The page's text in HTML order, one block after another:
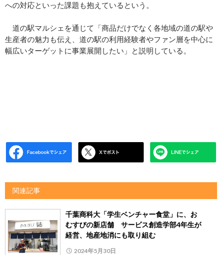
への対応といった課題も抱えているという。
道の駅マルシェを通じて「商品だけでなく各地域の道の駅や
生産者の魅力も伝え、道の駅の利用経験者やファン層を中心に
幅広いターゲットに事業展開したい」と説明している。
関連記事
千葉商科大「学生ベンチャー食堂」に、お
むすびの新店舗 サービス創造学部4年生が
経営、地産地消にも取り組む
2024年5月30日